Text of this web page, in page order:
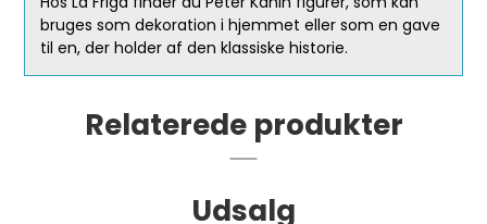
bruges som dekoration i hjemmet eller som en gave
til en, der holder af den klassiske historie.
Relaterede produkter
Udsalg